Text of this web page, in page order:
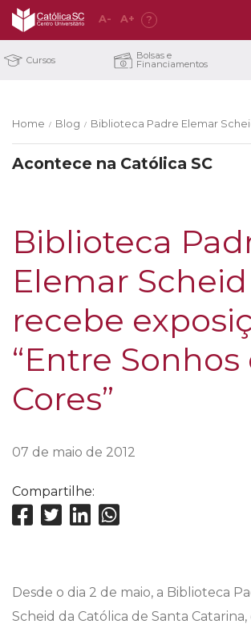
A- A+ ?
Cursos Bolsas e
Financiamentos
Home / Blog / Biblioteca Padre Elemar
Acontece na Católica SC
Biblioteca
Elemar Scheid
recebe
“Entre Sonhos
Cores”
07 de maio de 2012
Compartilhe:
Desde o dia 2 de maio, a Biblioteca
Scheid da Católica de Santa